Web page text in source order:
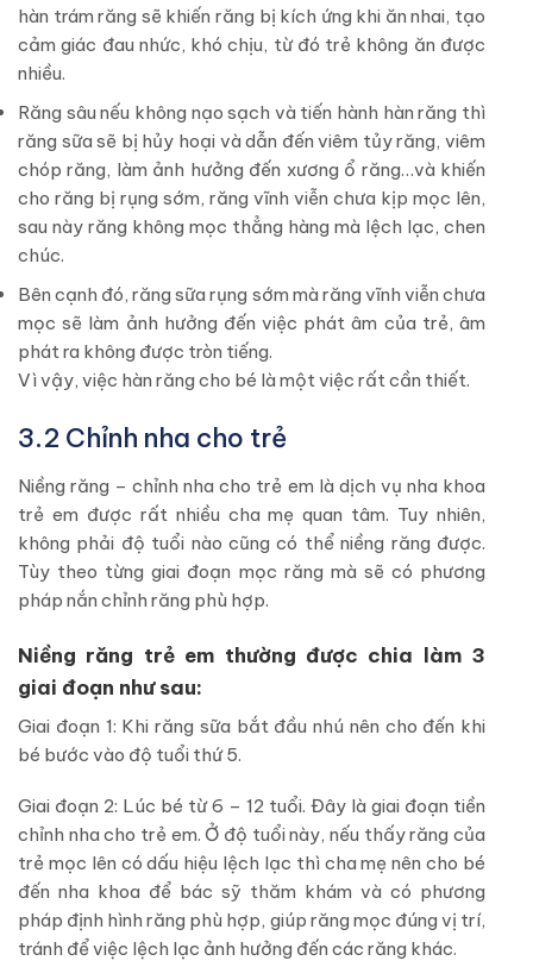
hàn trám răng sẽ khiến răng bị kích ứng khi ăn nhai, tạo
cảm giác đau nhức, khó chịu, từ đó trẻ không ăn được
nhiều.
Răng sâu nếu không nạo sạch và tiến hành hàn răng thì
răng sữa sẽ bị hủy hoại và dẫn đến viêm tủy răng, viêm
chóp răng, làm ảnh hưởng đến xương ổ răng…và khiến
cho răng bị rụng sớm, răng vĩnh viễn chưa kịp mọc lên,
sau này răng không mọc thẳng hàng mà lệch lạc, chen
chúc.
Bên cạnh đó, răng sữa rụng sớm mà răng vĩnh viễn chưa
mọc sẽ làm ảnh hưởng đến việc phát âm của trẻ, âm
phát ra không được tròn tiếng.
Vì vậy, việc hàn răng cho bé là một việc rất cần thiết.
3.2 Chỉnh nha cho trẻ
Niềng răng – chỉnh nha cho trẻ em là dịch vụ nha khoa
trẻ em được rất nhiều cha mẹ quan tâm. Tuy nhiên,
không phải độ tuổi nào cũng có thể niềng răng được.
Tùy theo từng giai đoạn mọc răng mà sẽ có phương
pháp nắn chỉnh răng phù hợp.
Niềng răng trẻ em thường được chia làm 3
giai đoạn như sau:
Giai đoạn 1: Khi răng sữa bắt đầu nhú nên cho đến khi
bé bước vào độ tuổi thứ 5.
Giai đoạn 2: Lúc bé từ 6 – 12 tuổi. Đây là giai đoạn tiền
chỉnh nha cho trẻ em. Ở độ tuổi này, nếu thấy răng của
trẻ mọc lên có dấu hiệu lệch lạc thì cha mẹ nên cho bé
đến nha khoa để bác sỹ thăm khám và có phương
pháp định hình răng phù hợp, giúp răng mọc đúng vị trí,
tránh để việc lệch lạc ảnh hưởng đến các răng khác.